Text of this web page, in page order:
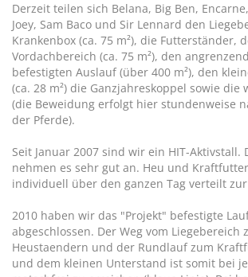
Derzeit teilen sich Belana, Big Ben,
Joey, Sam Baco und Sir Lennard den
Krankenbox (ca. 75 m²), die Futterständer,
Vordachbereich (ca. 75 m²), den
befestigten Auslauf (über 400 m²), den
(ca. 28 m²) die Ganzjahreskoppel sowie die
(die Beweidung erfolgt hier stundenweise
der Pferde).
Seit Januar 2007 sind wir ein HIT-Aktivstall.
nehmen es sehr gut an. Heu und
individuell über den ganzen Tag verteilt
2010 haben wir das "Projekt" befestigte
abgeschlossen. Der Weg vom Liegebereich
Heustaendern und der Rundlauf zum
und dem kleinen Unterstand ist somit bei